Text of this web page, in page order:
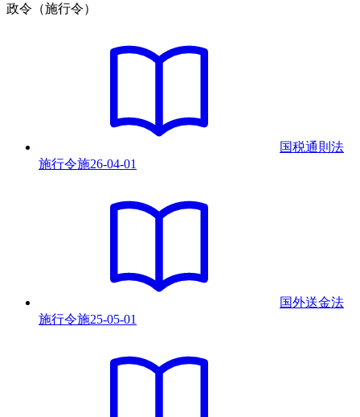
政令（施行令）
国税通則法
施行令施26-04-01
国外送金法
施行令施25-05-01